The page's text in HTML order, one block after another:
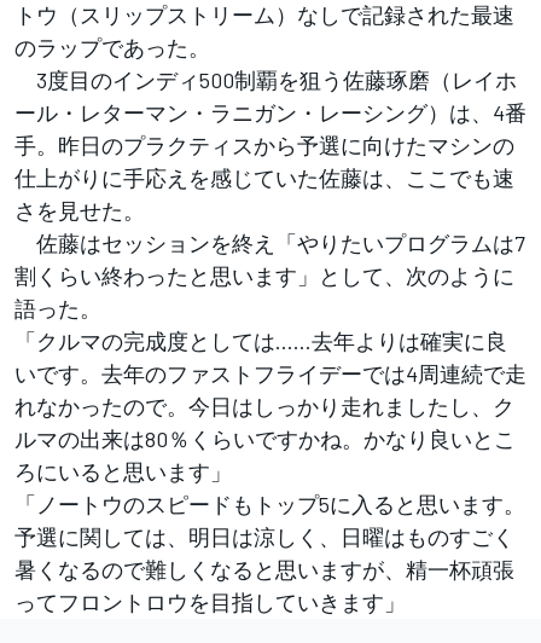
トウ（スリップストリーム）なしで記録された最速
のラップであった。
3度目のインディ500制覇を狙う佐藤琢磨（レイホ
ール・レターマン・ラニガン・レーシング）は、4番
手。昨日のプラクティスから予選に向けたマシンの
仕上がりに手応えを感じていた佐藤は、ここでも速
さを見せた。
佐藤はセッションを終え「やりたいプログラムは7
割くらい終わったと思います」として、次のように
語った。
「クルマの完成度としては……去年よりは確実に良
いです。去年のファストフライデーでは4周連続で走
れなかったので。今日はしっかり走れましたし、ク
ルマの出来は80％くらいですかね。かなり良いとこ
ろにいると思います」
「ノートウのスピードもトップ5に入ると思います。
予選に関しては、明日は涼しく、日曜はものすごく
暑くなるので難しくなると思いますが、精一杯頑張
ってフロントロウを目指していきます」